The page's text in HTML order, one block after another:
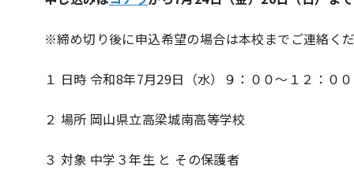
※締め切り後に申込希望の場合は本校までご連絡く
１ 日時 令和8年7月29日（水）９：００〜１２：００
２ 場所 岡山県立高梁城南高等学校
３ 対象 中学３年生 と その保護者